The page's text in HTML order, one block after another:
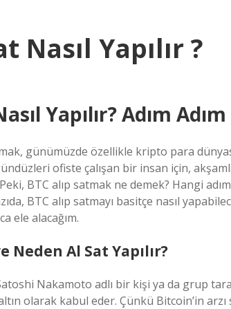
Nasıl Yapılır ?
Yapılır? Adım
günümüzde özellikle kripto para
ofiste çalışan bir insan için,
BTC alıp satmak ne demek? Hangi
BTC alıp satmayı basitçe nasıl
ele alacağım.
Neden Al Sat Yapılır?
Nakamoto adlı bir kişi ya da grup
olarak kabul eder. Çünkü Bitcoin’in arzı